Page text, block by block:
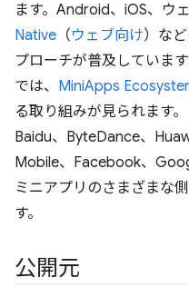
ます。Android、iOS、ウェ
Native （ウェブ向け）な
プローチが普及していま
では、 MiniApps
る取り組みが見られます
Baidu、ByteDance、
Mobile、Facebook、
ミニアプリのさまざまな
す。
公開元